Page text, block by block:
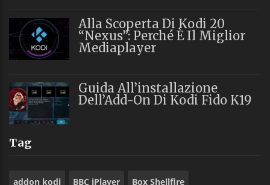
Alla Scoperta Di Kodi 20
“Nexus”: Perché È Il Miglior
Mediaplayer
Guida All’installazione
Dell’Add-On Di Kodi Fido K19
Tag
addon kodi BBC iPlayer Box Shellfire